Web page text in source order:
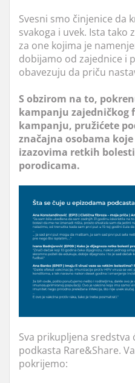
Svesni smo činjenice da
svakoga i uvek. Ista
za one kojima je
dobijamo od zajednice i
obavezuju da priču
S obzirom na to,
kampanju zajedničkog
kampanju, pružićete
značajna osobama
izazovima retkih
porodicama.
Sva prikupljena
podkasta Rare&Share.
pokrijemo: